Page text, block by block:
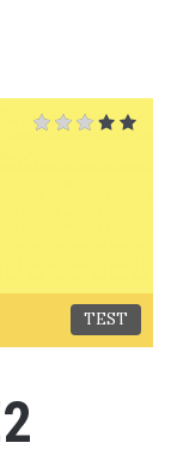
TEST